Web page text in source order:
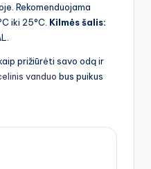
Rekomenduojama
iki 25°C. Kilmės šalis:
prižiūrėti savo odą ir
vanduo bus puikus